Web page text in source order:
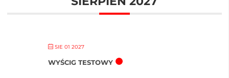
SIE 01 2027
WYŚCIG TESTOWY